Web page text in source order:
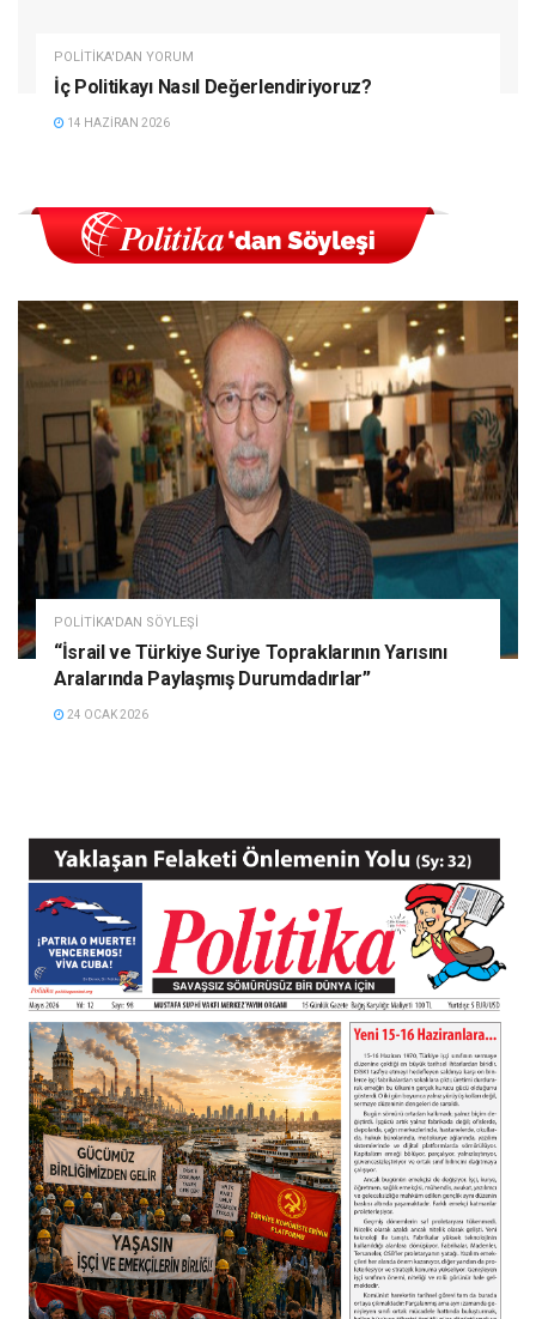
POLITIKA'DAN YORUM
İç Politikayı Nasıl Değerlendiriyoruz?
14 HAZIRAN 2026
POLITIKA'DAN SÖYLEŞI
“İsrail ve Türkiye Suriye Topraklarının Yarısını
Aralarında Paylaşmış Durumdadırlar”
24 OCAK 2026